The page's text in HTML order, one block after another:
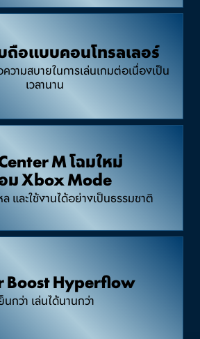
ถือแบบคอนโทรลเลอร์
ความสบายในการเล่นเกมต่อเนื่องเป็น
เวลานาน
M โฉมใหม่
ม Xbox Mode
และใช้งานได้อย่างเป็นธรรมชาติ
Boost Hyperflow
นกว่า เล่นได้นานกว่า